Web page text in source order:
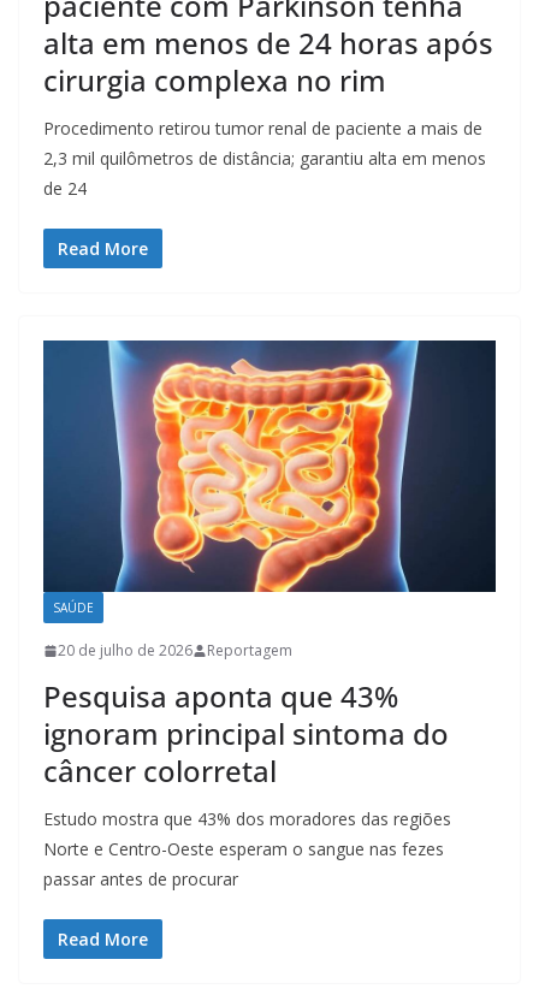
alta em menos de 24 horas após
cirurgia complexa no rim
Procedimento retirou tumor renal de paciente a mais de
2,3 mil quilômetros de distância; garantiu alta em menos
de 24
Read More
SAÚDE
20 de julho de 2026 Reportagem
Pesquisa aponta que 43%
ignoram principal sintoma do
câncer colorretal
Estudo mostra que 43% dos moradores das regiões
Norte e Centro-Oeste esperam o sangue nas fezes
passar antes de procurar
Read More